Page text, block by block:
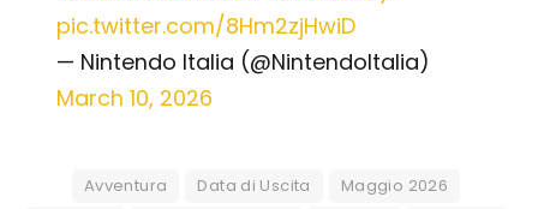
pic.twitter.com/8Hm2zjHwiD
— Nintendo Italia (@NintendoItalia)
March 10, 2026
Avventura Data di Uscita
Maggio 2026